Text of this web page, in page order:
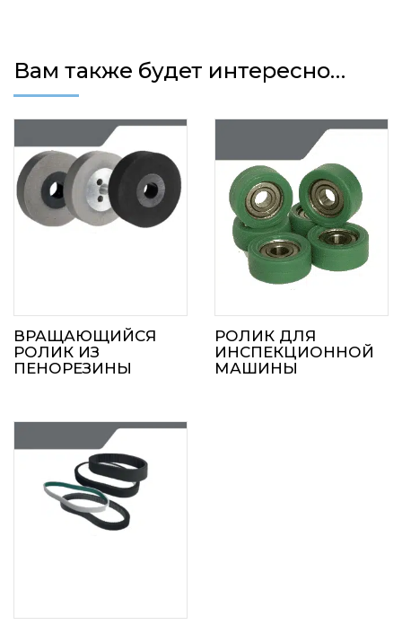
Вам также будет интересно…
ВРАЩАЮЩИЙСЯ
РОЛИК ИЗ
ПЕНОРЕЗИНЫ
РОЛИК ДЛЯ
ИНСПЕКЦИОННОЙ
МАШИНЫ